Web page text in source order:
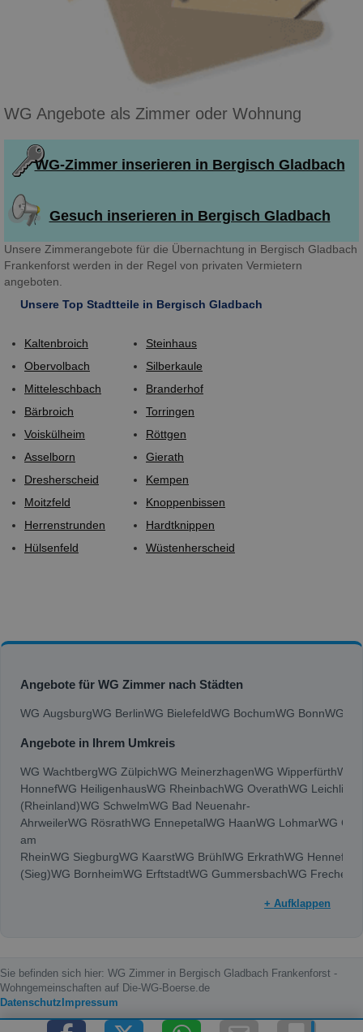
WG Angebote als Zimmer oder Wohnung
WG-Zimmer inserieren in Bergisch Gladbach
Gesuch inserieren in Bergisch Gladbach
Unsere Zimmerangebote für die Übernachtung in Bergisch Gladbach
Frankenforst werden in der Regel von privaten Vermietern
angeboten.
Unsere Top Stadtteile in Bergisch Gladbach
Kaltenbroich
Obervolbach
Mitteleschbach
Bärbroich
Voiskülheim
Asselborn
Dresherscheid
Moitzfeld
Herrenstrunden
Hülsenfeld
Steinhaus
Silberkaule
Branderhof
Torringen
Röttgen
Gierath
Kempen
Knoppenbissen
Hardtknippen
Wüstenherscheid
Angebote für WG Zimmer nach Städten
WG AugsburgWG BerlinWG BielefeldWG BochumWG BonnWG
Angebote in Ihrem Umkreis
WG WachtbergWG ZülpichWG MeinerzhagenWG WipperfürthWG
HonnefWG HeiligenhausWG RheinbachWG OverathWG
(Rheinland)WG SchwelmWG Bad Neuenahr-
AhrweilerWG RösrathWG EnnepetalWG HaanWG LohmarWG
am
RheinWG SiegburgWG KaarstWG BrühlWG ErkrathWG Hennef
(Sieg)WG BornheimWG ErftstadtWG GummersbachWG Frechen
WG GrevenbroichWG
+ Aufklappen
Sie befinden sich hier: WG Zimmer in Bergisch Gladbach Frankenforst -
Wohngemeinschaften auf Die-WG-Boerse.de
Datenschutz Impressum